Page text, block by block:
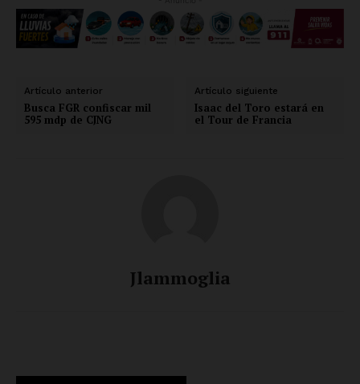
Artículo anterior
Busca FGR confiscar mil
595 mdp de CJNG
Artículo siguiente
Isaac del Toro estará en
el Tour de Francia
Jlammoglia